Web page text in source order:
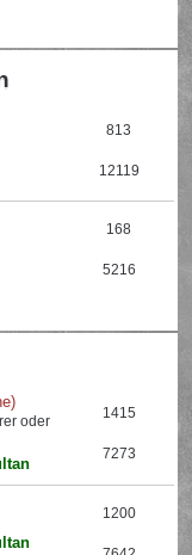
813
12119
168
5216
oder
1415
7273
1200